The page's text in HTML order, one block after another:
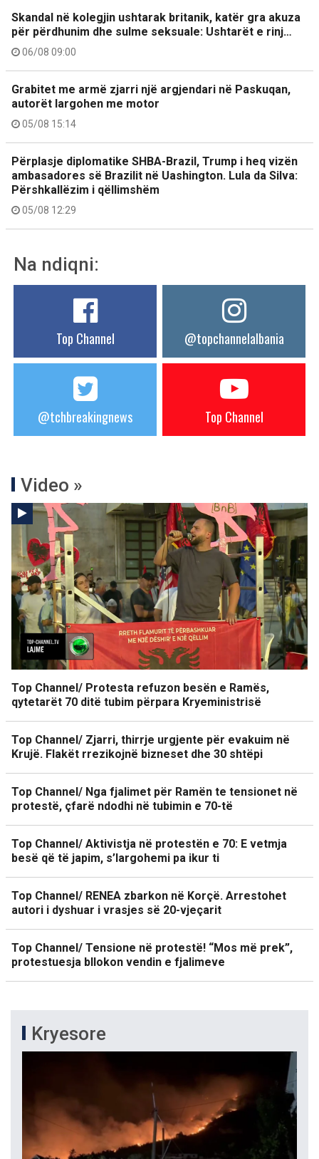
Skandal në kolegjin ushtarak britanik, katër gra akuza
për përdhunim dhe sulme seksuale: Ushtarët e rinj…
06/08 09:00
Grabitet me armë zjarri një argjendari në Paskuqan,
autorët largohen me motor
05/08 15:14
Përplasje diplomatike SHBA-Brazil, Trump i heq vizën
ambasadores së Brazilit në Uashington. Lula da Silva:
Përshkallëzim i qëllimshëm
05/08 12:29
Na ndiqni:
Top Channel @topchannelalbania
@tchbreakingnews Top Channel
Video »
Top Channel/ Protesta refuzon besën e Ramës,
qytetarët 70 ditë tubim përpara Kryeministrisë
Top Channel/ Zjarri, thirrje urgjente për evakuim në
Krujë. Flakët rrezikojnë bizneset dhe 30 shtëpi
Top Channel/ Nga fjalimet për Ramën te tensionet në
protestë, çfarë ndodhi në tubimin e 70-të
Top Channel/ Aktivistja në protestën e 70: E vetmja
besë që të japim, s’largohemi pa ikur ti
Top Channel/ RENEA zbarkon në Korçë. Arrestohet
autori i dyshuar i vrasjes së 20-vjeçarit
Top Channel/ Tensione në protestë! “Mos më prek”,
protestuesja bllokon vendin e fjalimeve
Kryesore